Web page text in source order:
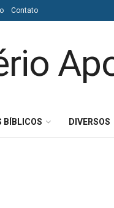
Contato
BÍBLICOS DIVERSOS